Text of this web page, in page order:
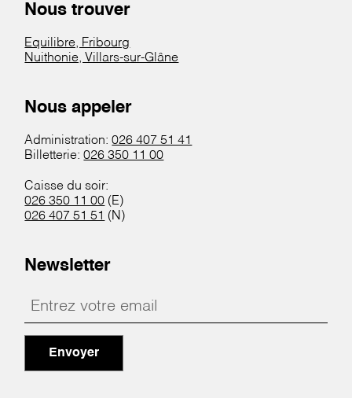
Nous trouver
Equilibre, Fribourg
Nuithonie, Villars-sur-Glâne
Nous appeler
Administration:026 407 51 41
Billetterie:026 350 11 00
Caisse du soir:
026 350 11 00 (E)
026 407 51 51 (N)
Newsletter
Envoyer